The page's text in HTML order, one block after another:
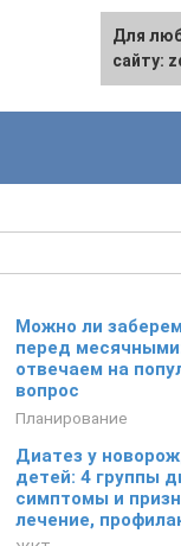
Можно ли
перед
отвечаем на
вопрос
Планирование
Диатез у
детей: 4 группы
симптомы и
лечение,
Для
сайту: